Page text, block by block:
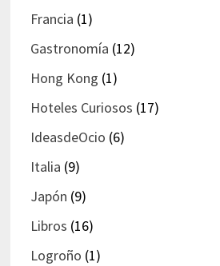
Francia (1)
Gastronomía (12)
Hong Kong (1)
Hoteles Curiosos (17)
IdeasdeOcio (6)
Italia (9)
Japón (9)
Libros (16)
Logroño (1)